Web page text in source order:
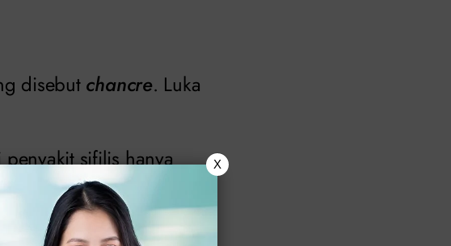
disebut chancre. Luka
sifilis hanya
luka di
X